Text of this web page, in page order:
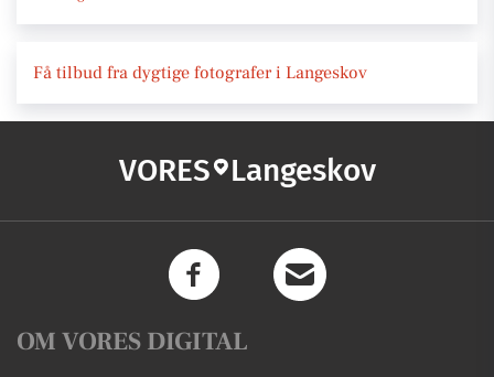
Få tilbud fra dygtige fotografer i Langeskov
VORES Langeskov
OM VORES DIGITAL